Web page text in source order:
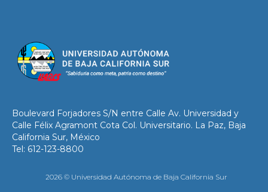
Boulevard Forjadores S/N entre Calle Av. Universidad y
Calle Félix Agramont Cota Col. Universitario. La Paz, Baja
California Sur, México
Tel: 612-123-8800
2026 © Universidad Autónoma de Baja California Sur